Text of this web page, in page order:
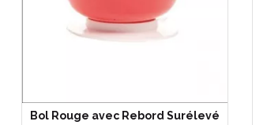
Bol Rouge avec Rebord Surélevé